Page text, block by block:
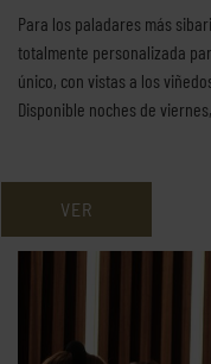
Para los paladares más
totalmente personalizada
único, con vistas a los
Disponible noches de
VER